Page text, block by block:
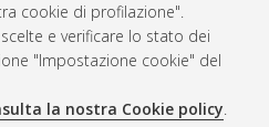
cookie di profilazione".
e verificare lo stato dei
"Impostazione cookie" del
la nostra Cookie policy.